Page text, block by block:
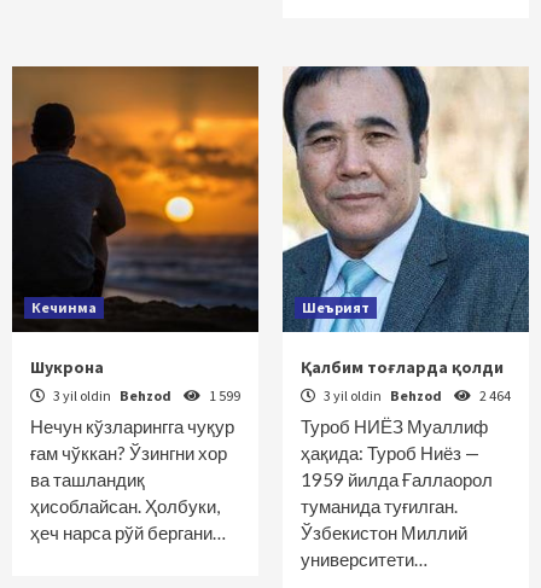
Кечинма
Шукрона
3 yil oldin Behzod 1 599
Нечун кўзларингга чуқур
ғам чўккан? Ўзингни хор
ва ташландиқ
ҳисоблайсан. Ҳолбуки,
ҳеч нарса рўй бергани…
Шеърият
Қалбим тоғларда қолди
3 yil oldin Behzod 2 464
Туроб НИЁЗ Муаллиф
ҳақида: Туроб Ниёз —
1959 йилда Ғаллаорол
туманида туғилган.
Ўзбекистон Миллий
университети…